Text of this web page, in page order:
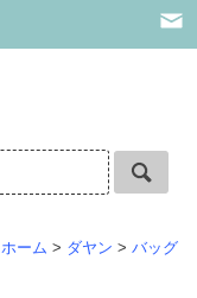
ホーム > ダヤン > バッグ